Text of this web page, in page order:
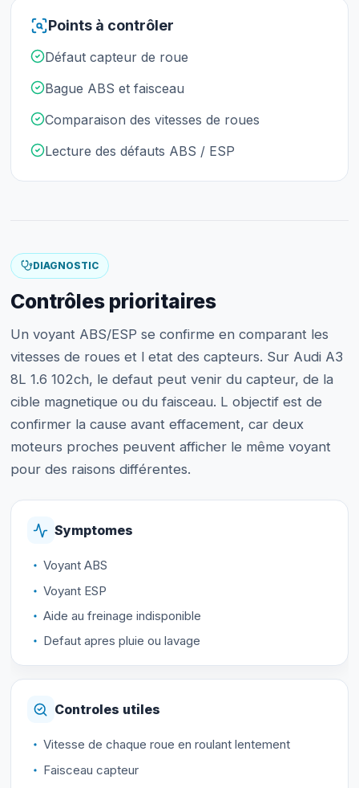
Points à contrôler
Défaut capteur de roue
Bague ABS et faisceau
Comparaison des vitesses de roues
Lecture des défauts ABS / ESP
DIAGNOSTIC
Contrôles prioritaires
Un voyant ABS/ESP se confirme en comparant les
vitesses de roues et l etat des capteurs. Sur Audi A3
8L 1.6 102ch, le defaut peut venir du capteur, de la
cible magnetique ou du faisceau. L objectif est de
confirmer la cause avant effacement, car deux
moteurs proches peuvent afficher le même voyant
pour des raisons différentes.
Symptomes
Voyant ABS
Voyant ESP
Aide au freinage indisponible
Defaut apres pluie ou lavage
Controles utiles
Vitesse de chaque roue en roulant lentement
Faisceau capteur